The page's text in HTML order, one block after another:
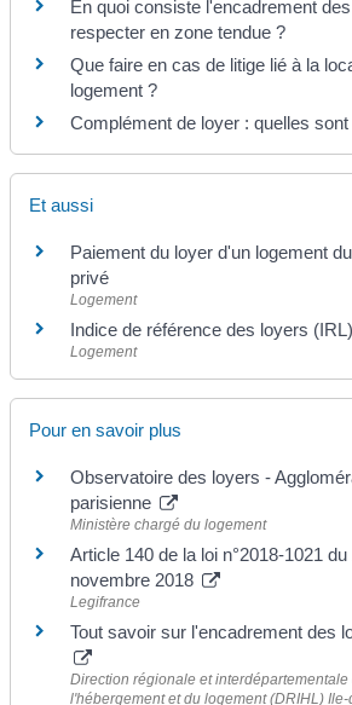
En quoi consiste l'encadrement
respecter en zone tendue ?
Que faire en cas de litige lié à la
logement ?
Complément de loyer : quelles
Et aussi
Paiement du loyer d'un logement
privé
Logement
Indice de référence des loyers (IRL)
Logement
Pour en savoir plus
Observatoire des loyers -
parisienne
Ministère chargé du logement
Article 140 de la loi n°2018-1021 du
novembre 2018
Legifrance
Tout savoir sur l'encadrement des
Direction régionale et interdépartementale
l'hébergement et du logement (DRIHL)